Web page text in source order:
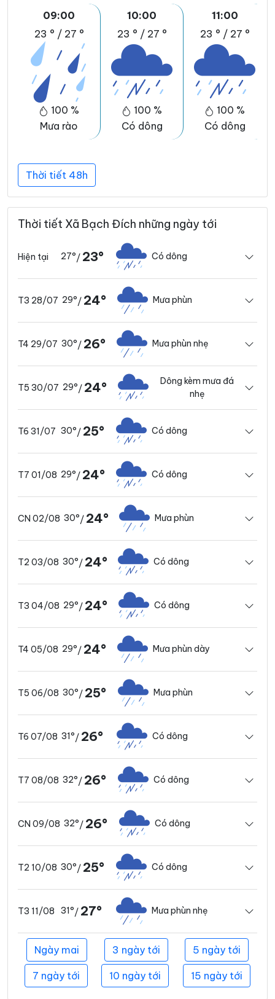
09:00
23 ° / 27 °
100 %
Mưa rào
10:00
23 ° / 27 °
100 %
Có dông
11:00
23 ° / 27 °
100 %
Có dông
Thời tiết 48h
Thời tiết Xã Bạch Đích những ngày tới
Hiện tại 27°/ 23° Có dông
T3 28/07 29°/ 24° Mưa phùn
T4 29/07 30°/ 26° Mưa phùn nhẹ
T5 30/07 29°/ 24°
Dông kèm mưa đá
nhẹ
T6 31/07 30°/ 25° Có dông
T7 01/08 29°/ 24° Có dông
CN 02/08 30°/ 24° Mưa phùn
T2 03/08 30°/ 24° Có dông
T3 04/08 29°/ 24° Có dông
T4 05/08 29°/ 24° Mưa phùn dày
T5 06/08 30°/ 25° Mưa phùn
T6 07/08 31°/ 26° Có dông
T7 08/08 32°/ 26° Có dông
CN 09/08 32°/ 26° Có dông
T2 10/08 30°/ 25° Có dông
T3 11/08 31°/ 27° Mưa phùn nhẹ
Ngày mai 3 ngày tới 5 ngày tới
7 ngày tới 10 ngày tới 15 ngày tới